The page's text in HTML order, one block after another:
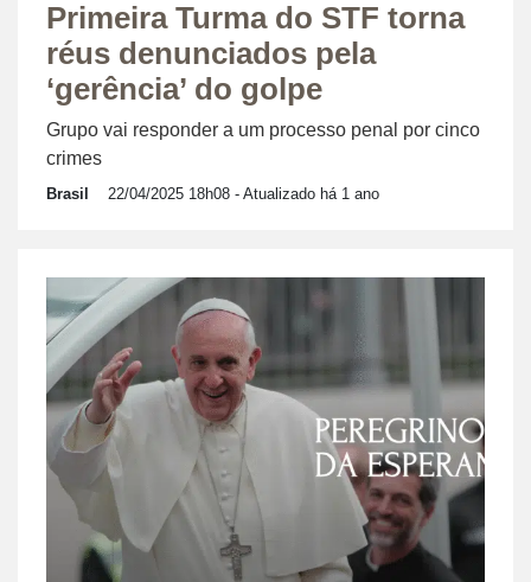
Primeira Turma do STF torna
réus denunciados pela
‘gerência’ do golpe
Grupo vai responder a um processo penal por cinco
crimes
Brasil 22/04/2025 18h08 - Atualizado há 1 ano